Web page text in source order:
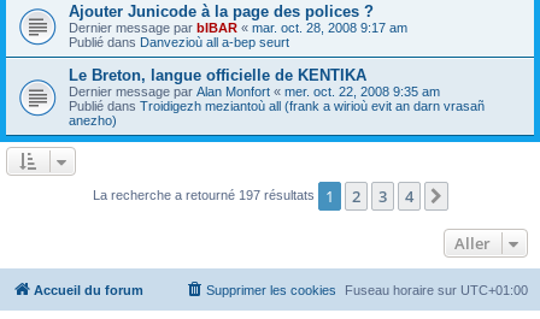
Ajouter Junicode à la page des polices ?
Dernier message par bIBAR « mar. oct. 28, 2008 9:17 am
Publié dans Danvezioù all a-bep seurt
Le Breton, langue officielle de KENTIKA
Dernier message par Alan Monfort « mer. oct. 22, 2008 9:35 am
Publié dans Troidigezh meziantoù all (frank a wirioù evit an darn vrasañ
anezho)
La recherche a retourné 197 résultats 1 2 3 4
Aller
Accueil du forum Fuseau horaire sur UTC+01:00
Supprimer les cookies